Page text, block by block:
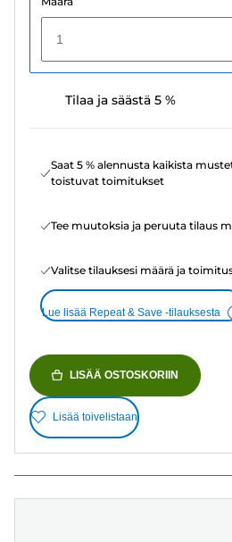
1
Tilaa ja säästä 5 %
Saat 5 % alennusta kaikista
toistuvat toimitukset
Tee muutoksia ja peruuta tilaus
Valitse tilauksesi määrä ja
Lue lisää Repeat & Save -tilauksesta
LISÄÄ OSTOSKORIIN
Lisää toivelistaan